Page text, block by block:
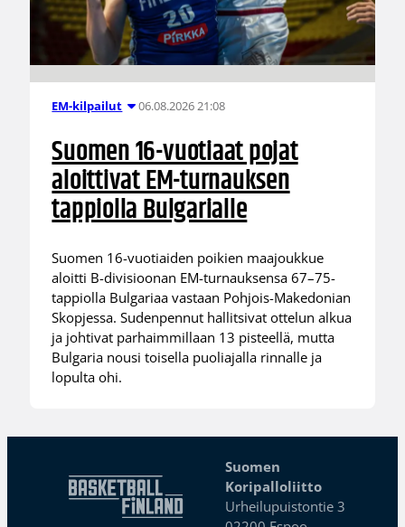
EM-kilpailut 06.08.2026 21:08
Suomen 16-vuotiaat pojat
aloittivat EM-turnauksen
tappiolla Bulgarialle
Suomen 16-vuotiaiden poikien maajoukkue
aloitti B-divisioonan EM-turnauksensa 67–75-
tappiolla Bulgariaa vastaan Pohjois-Makedonian
Skopjessa. Sudenpennut hallitsivat ottelun alkua
ja johtivat parhaimmillaan 13 pisteellä, mutta
Bulgaria nousi toisella puoliajalla rinnalle ja
lopulta ohi.
Suomen
Koripalloliitto
Urheilupuistontie 3